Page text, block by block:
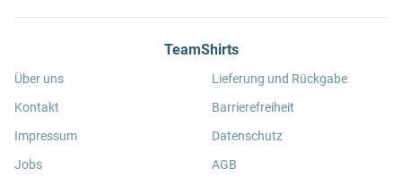
TeamShirts
Über uns
Kontakt
Impressum
Jobs
Lieferung und Rückgabe
Barrierefreiheit
Datenschutz
AGB